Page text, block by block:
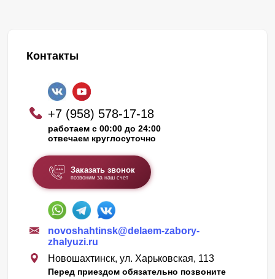
Контакты
+7 (958) 578-17-18
работаем с 00:00 до 24:00
отвечаем круглосуточно
Заказать звонок
позвоним за наш счет
novoshahtinsk@delaem-zabory-
zhalyuzi.ru
Новошахтинск, ул. Харьковская, 113
Перед приездом обязательно позвоните